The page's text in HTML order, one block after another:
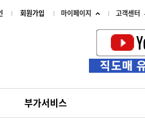
회원가입 마이페이지 고객센터
부가서비스